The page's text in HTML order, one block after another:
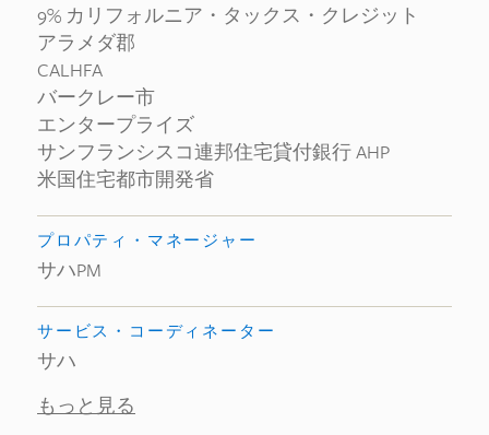
9% カリフォルニア・タックス・クレジット
アラメダ郡
CALHFA
バークレー市
エンタープライズ
サンフランシスコ連邦住宅貸付銀行 AHP
米国住宅都市開発省
プロパティ・マネージャー
サハPM
サービス・コーディネーター
サハ
もっと見る